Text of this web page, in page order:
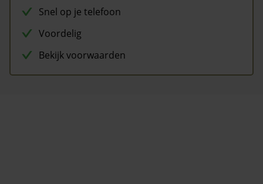
Snel op je telefoon
Voordelig
Bekijk voorwaarden